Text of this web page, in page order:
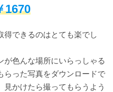
1670
得できるのはとても楽でし
が色んな場所にいらっしゃる
らった写真をダウンロードで
見かけたら撮ってもらうよう